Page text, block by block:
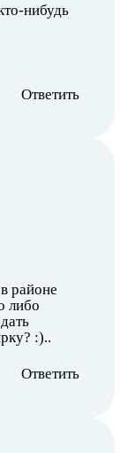
нибудь
Ответить
районе
либо
:)..
Ответить